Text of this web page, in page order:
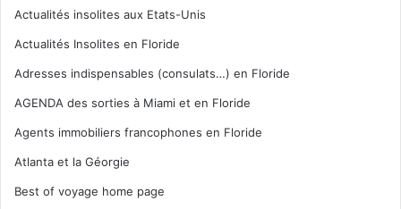
Actualités insolites aux Etats-Unis
Actualités Insolites en Floride
Adresses indispensables (consulats…) en Floride
AGENDA des sorties à Miami et en Floride
Agents immobiliers francophones en Floride
Atlanta et la Géorgie
Best of voyage home page